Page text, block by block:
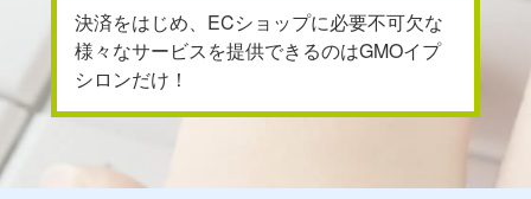
決済をはじめ、ECショップに必要不可欠な
様々なサービスを提供できるのはGMOイプ
シロンだけ！